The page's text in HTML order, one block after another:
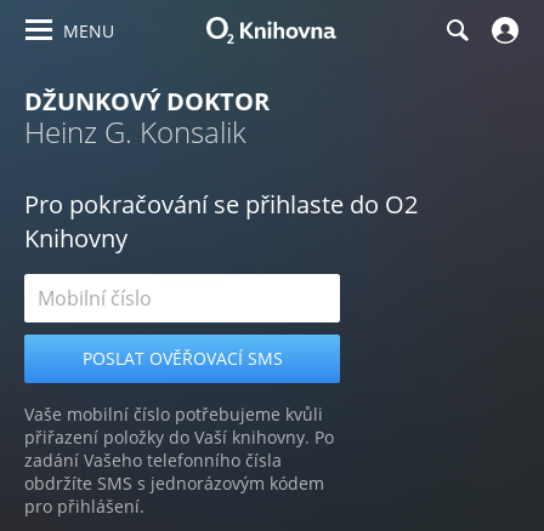
MENU
DŽUNKOVÝ DOKTOR
Heinz G. Konsalik
Pro pokračování se přihlaste do O2
Knihovny
Vaše mobilní číslo potřebujeme kvůli
přiřazení položky do Vaší knihovny. Po
zadání Vašeho telefonního čísla
obdržíte SMS s jednorázovým kódem
pro přihlášení.